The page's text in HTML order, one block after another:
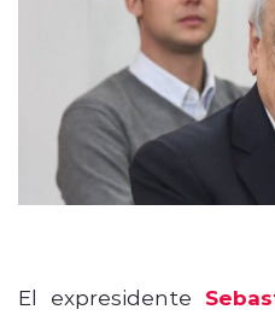
El expresidente